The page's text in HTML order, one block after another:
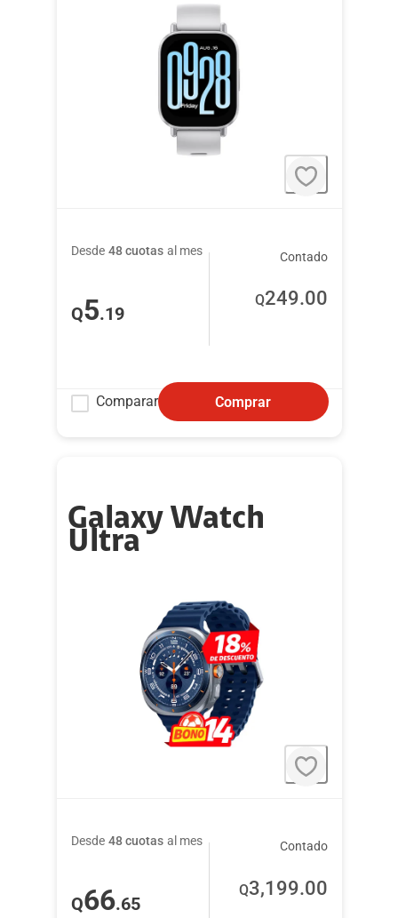
Desde 48 cuotas al mes
Q5.19
Contado
Q249.00
Comparar Comprar
Galaxy Watch
Ultra
Desde 48 cuotas al mes
Q66.65
Contado
Q3,199.00